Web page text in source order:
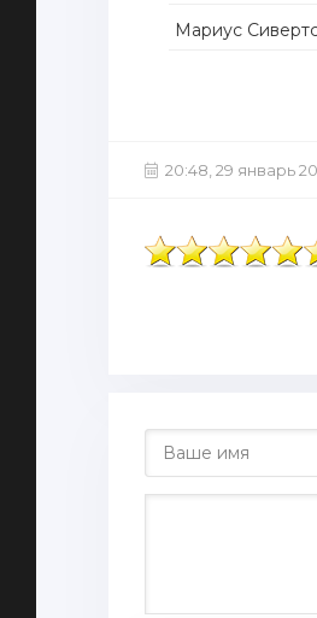
Мариус
20:48, 29 январь